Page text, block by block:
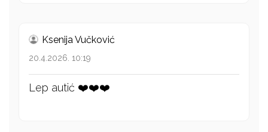
Ksenija Vučković
20.4.2026. 10:19
Lep autić ❤️❤️❤️